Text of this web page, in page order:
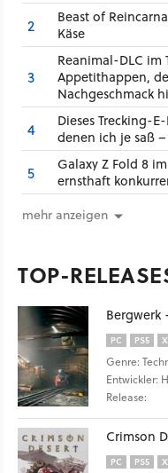
2
Beast of
Käse
3
Reanimal-DLC im
Appetithappen,
Nachgeschmack
4
Dieses Trecking-
denen ich je saß
5
Galaxy Z Fold 8
ernsthaft
mehr anzeigen
TOP-
Bergwerk
PC PS5
Genre:
Entwickler:
Release:
Crimson
PC PS5